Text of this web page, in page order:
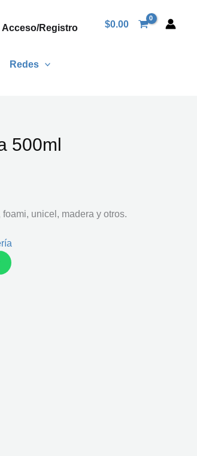
Acceso/Registro $0.00
Redes
500ml
unicel, madera y otros.